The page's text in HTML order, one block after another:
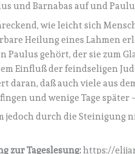
und Barnabas auf und
wie leicht sich
Heilung eines Lahmen
Paulus gehört, der sie zum
Einfluß der feindseligen
daran, daß auch viele aus
und wenige Tage später
jedoch durch die Steinigung
zur Tageslesung:https://